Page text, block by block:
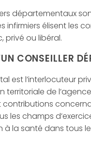
départementaux
infirmiers élisent
privé ou libéral.
CONSEILLER
est l’interlocuteur
territoriale de
les champs
la santé dans tous